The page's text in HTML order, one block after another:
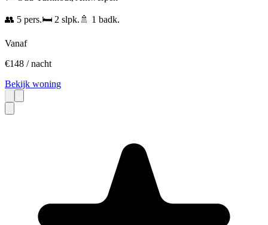
👥 5 pers.🛏️ 2 slpk. 🚿 1 badk.
Vanaf
€148 / nacht
Bekijk woning